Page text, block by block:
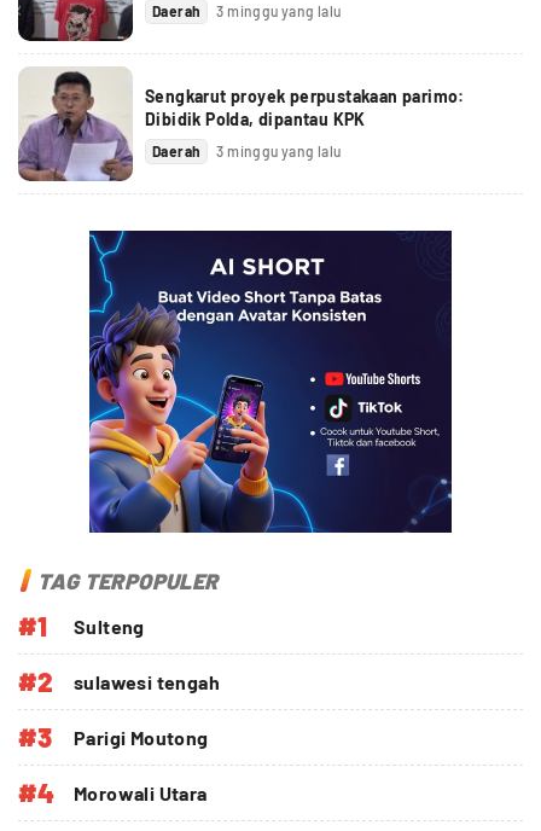
Daerah 3 minggu yang lalu
Sengkarut proyek perpustakaan parimo:
Dibidik Polda, dipantau KPK
Daerah 3 minggu yang lalu
TAG TERPOPULER
#1 Sulteng
#2 sulawesi tengah
#3 Parigi Moutong
#4 Morowali Utara